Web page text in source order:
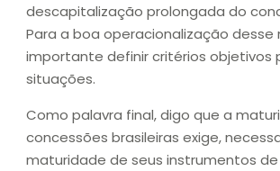
descapitalização prolongada do
Para a boa operacionalização desse
importante definir critérios objetivos
situações.
Como palavra final, digo que a
concessões brasileiras exige,
maturidade de seus instrumentos